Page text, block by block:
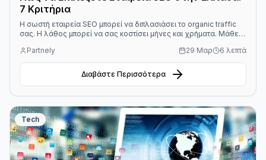
7 Κριτήρια
Η σωστή εταιρεία SEO μπορεί να διπλασιάσει το organic traffic
σας. Η λάθος μπορεί να σας κοστίσει μήνες και χρήματα. Μάθετε
Partnely
29 Μαρ 6 λεπτά
Διαβάστε Περισσότερα
Tech